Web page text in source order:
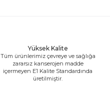
Yüksek Kalite
Tüm ürünlerimiz çevreye ve sağlığa
zararsız kanserojen madde
içermeyen E1 Kalite Standardında
üretilmiştir.